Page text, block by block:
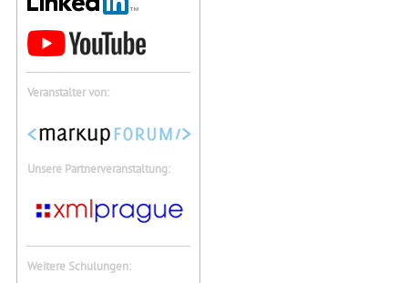
Veranstalter von:
Unsere Partnerveranstaltung:
Weitere Schulungen: